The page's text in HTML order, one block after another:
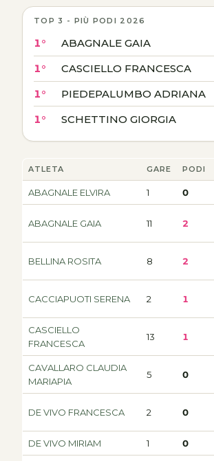
TOP 3 - PIÙ PODI 2026
1° ABAGNALE GAIA
1° CASCIELLO FRANCESCA
1° PIEDEPALUMBO ADRIANA
1° SCHETTINO GIORGIA
ATLETA GARE PODI
ABAGNALE ELVIRA 1 0
ABAGNALE GAIA 11 2
BELLINA ROSITA 8 2
CACCIAPUOTI SERENA 2 1
CASCIELLO
FRANCESCA
13 1
CAVALLARO CLAUDIA
MARIAPIA
5 0
DE VIVO FRANCESCA 2 0
DE VIVO MIRIAM 1 0